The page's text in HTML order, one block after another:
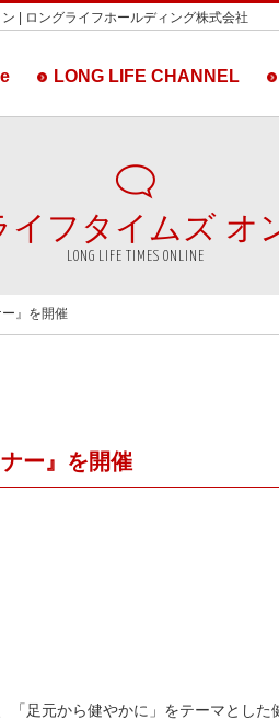
| ロングライフホールディング株式会社
LONG LIFE CHANNEL
イフタイムズ オ
LONG LIFE TIMES ONLINE
』を開催
ー』を開催
足元から健やかに」をテーマとした